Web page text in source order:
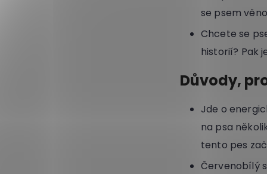
se psem
Chcete se
historií? Pak
Důvody,
Jde o
na psa
tento pes
Červenobílý